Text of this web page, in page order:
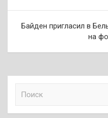
записям
Байден пригласил в
на